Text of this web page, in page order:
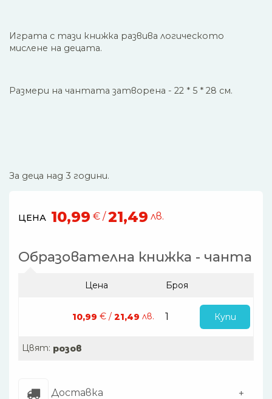
Играта с тази книжка развива логическото
мислене на децата.
Размери на чантата затворена - 22 * 5 * 28 см.
За деца над 3 години.
ЦЕНА 10,99 € /21,49 лв.
Образователна книжка - чанта
Цена Броя
10,99 € / 21,49 лв. Купи
Цвят: розов
Доставка